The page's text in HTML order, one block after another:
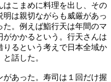
こまめに料理を出し、その
は親切ながらも威厳があっ
。例えば鮨行天は年間のマ
かかるという。行天さんは
りるという考えで日本全域か
話した。
あった。寿司は１回だけ握